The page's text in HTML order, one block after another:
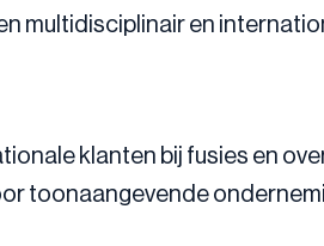
multidisciplinair en
klanten bij fusies en
toonaangevende